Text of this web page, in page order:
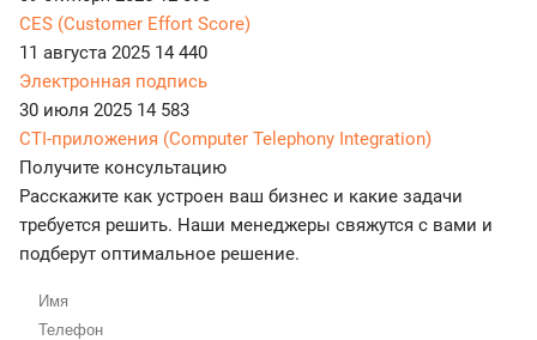
CES (Customer Effort Score)
11 августа 2025 14 440
Электронная подпись
30 июля 2025 14 583
CTI-приложения (Computer Telephony Integration)
Получите консультацию
Расскажите как устроен ваш бизнес и какие задачи
требуется решить. Наши менеджеры свяжутся с вами и
подберут оптимальное решение.